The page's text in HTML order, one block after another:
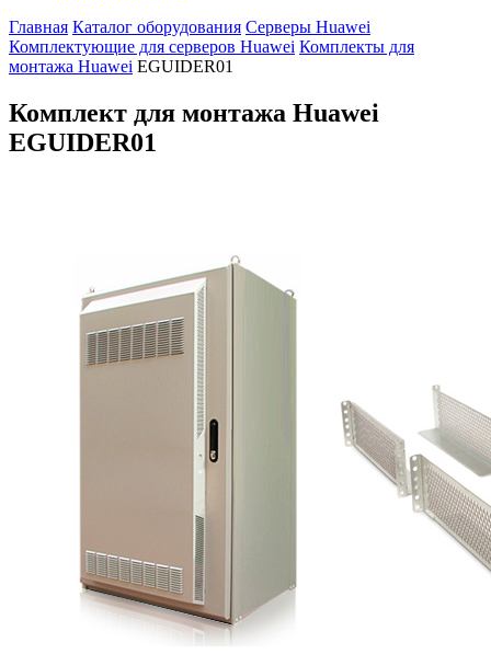
Главная Каталог оборудования Серверы Huawei
Комплектующие для серверов Huawei Комплекты для
монтажа Huawei EGUIDER01
Комплект для монтажа Huawei
EGUIDER01